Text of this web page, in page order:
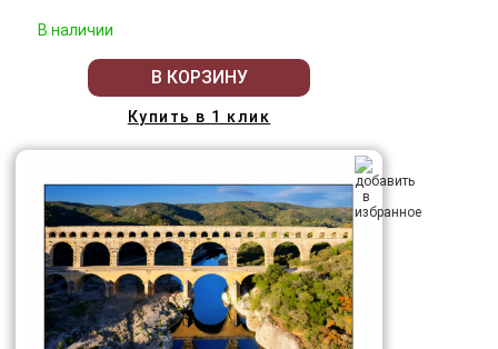
В наличии
В КОРЗИНУ
Купить в 1 клик